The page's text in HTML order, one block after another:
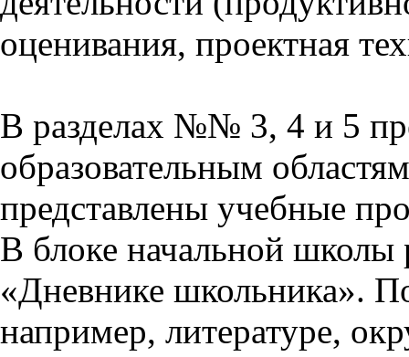
оценивания, проектная
В разделах №№ 3, 4 и 5
образовательным
представлены учебные
В блоке начальной школы
«Дневнике школьника».
например, литературе,